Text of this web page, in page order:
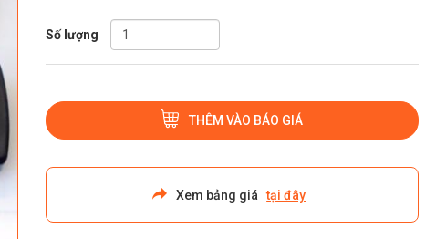
Số lượng
THÊM VÀO BÁO GIÁ
Xem bảng giá tại đây